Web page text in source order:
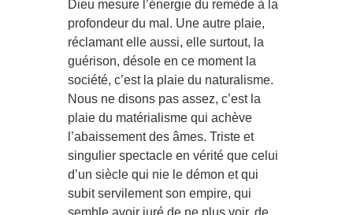
Dieu mesure l’énergie du remède à la
profondeur du mal. Une autre plaie,
réclamant elle aussi, elle surtout, la
guérison, désole en ce moment la
société, c’est la plaie du naturalisme.
Nous ne disons pas assez, c’est la
plaie du matérialisme qui achève
l’abaissement des âmes. Triste et
singulier spectacle en vérité que celui
d’un siècle qui nie le démon et qui
subit servilement son empire, qui
semble avoir juré de ne plus voir, de